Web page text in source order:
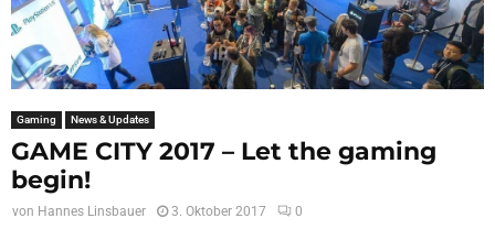
Gaming News & Updates
GAME CITY 2017 – Let the gaming
begin!
von Hannes Linsbauer 3. Oktober 2017 0